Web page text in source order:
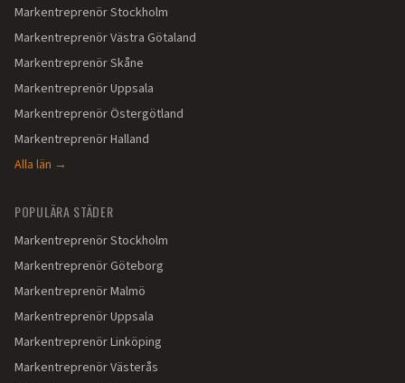
MarkentreprenörStockholm
MarkentreprenörVästra Götaland
MarkentreprenörSkåne
MarkentreprenörUppsala
MarkentreprenörÖstergötland
MarkentreprenörHalland
Alla län →
POPULÄRA STÄDER
MarkentreprenörStockholm
MarkentreprenörGöteborg
MarkentreprenörMalmö
MarkentreprenörUppsala
MarkentreprenörLinköping
MarkentreprenörVästerås